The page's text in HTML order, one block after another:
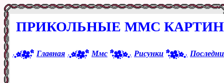
ПРИКОЛЬНЫЕ ММС
Главная Ммс Рисунки